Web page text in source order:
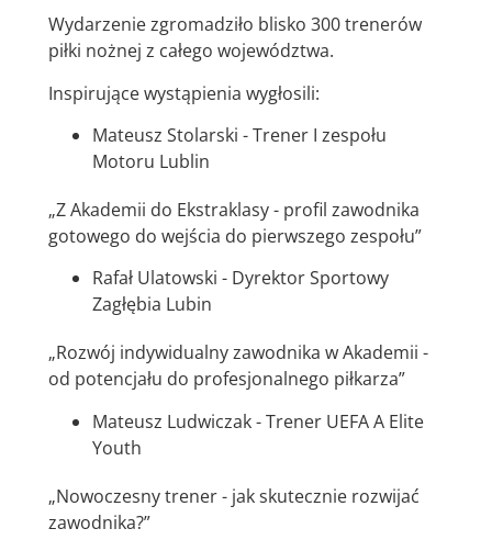
Wydarzenie zgromadziło blisko 300 trenerów
piłki nożnej z całego województwa.
Inspirujące wystąpienia wygłosili:
Mateusz Stolarski - Trener I zespołu
Motoru Lublin
„Z Akademii do Ekstraklasy - profil zawodnika
gotowego do wejścia do pierwszego zespołu”
Rafał Ulatowski - Dyrektor Sportowy
Zagłębia Lubin
„Rozwój indywidualny zawodnika w Akademii -
od potencjału do profesjonalnego piłkarza”
Mateusz Ludwiczak - Trener UEFA A Elite
Youth
„Nowoczesny trener - jak skutecznie rozwijać
zawodnika?”